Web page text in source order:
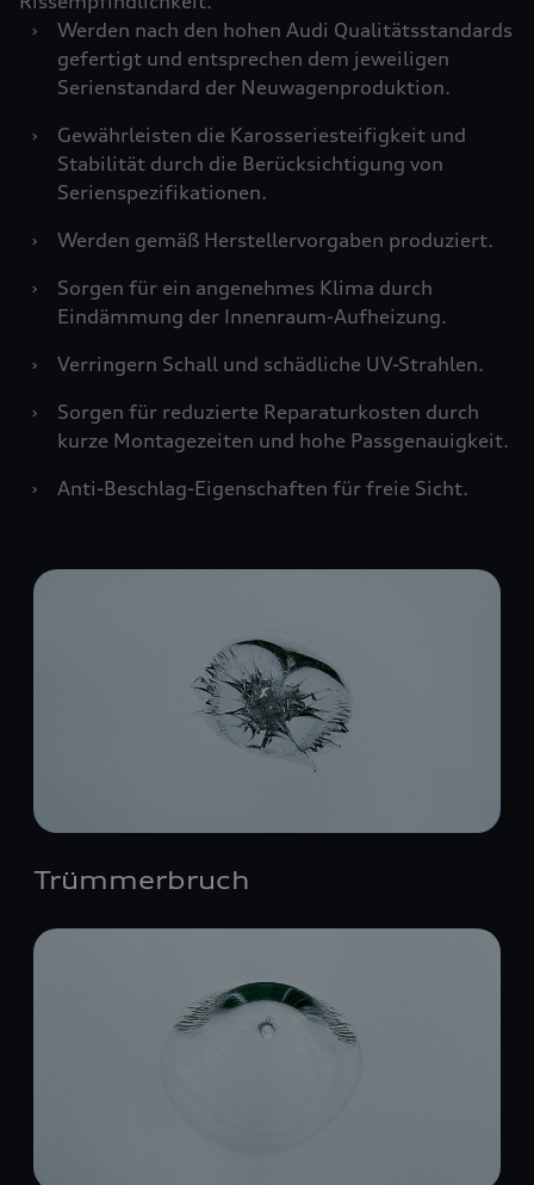
›
Werden nach den hohen Audi Qualitätsstandards
gefertigt und entsprechen dem jeweiligen
Serienstandard der Neuwagenproduktion.
›
Gewährleisten die Karosseriesteifigkeit und
Stabilität durch die Berücksichtigung von
Serienspezifikationen.
›
Werden gemäß Herstellervorgaben produziert.
›
Sorgen für ein angenehmes Klima durch
Eindämmung der Innenraum-Aufheizung.
›
Verringern Schall und schädliche UV-Strahlen.
›
Sorgen für reduzierte Reparaturkosten durch
kurze Montagezeiten und hohe Passgenauigkeit.
›
Anti-Beschlag-Eigenschaften für freie Sicht.
Trümmerbruch